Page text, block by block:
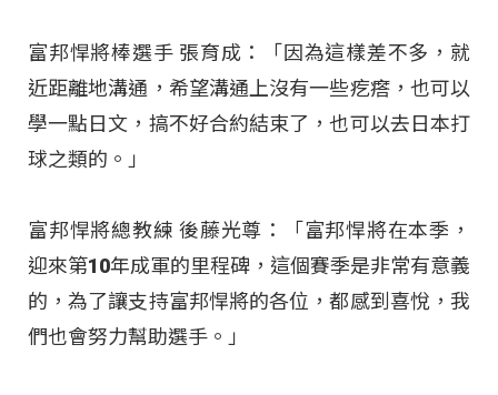
富邦悍將棒選手 張育成：「因為這樣差不多，就
近距離地溝通，希望溝通上沒有一些疙瘩，也可以
學一點日文，搞不好合約結束了，也可以去日本打
球之類的。」
富邦悍將總教練 後藤光尊：「富邦悍將在本季，
迎來第10年成軍的里程碑，這個賽季是非常有意義
的，為了讓支持富邦悍將的各位，都感到喜悅，我
們也會努力幫助選手。」